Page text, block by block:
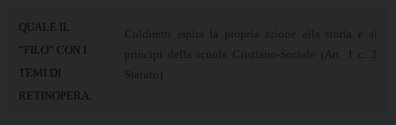
QUALE IL
“FILO” CON I
TEMI DI
RETINOPERA:
Coldiretti ispira la propria azione alla storia e ai
principi della scuola Cristiano-Sociale (Art. 1 c. 2
Statuto)